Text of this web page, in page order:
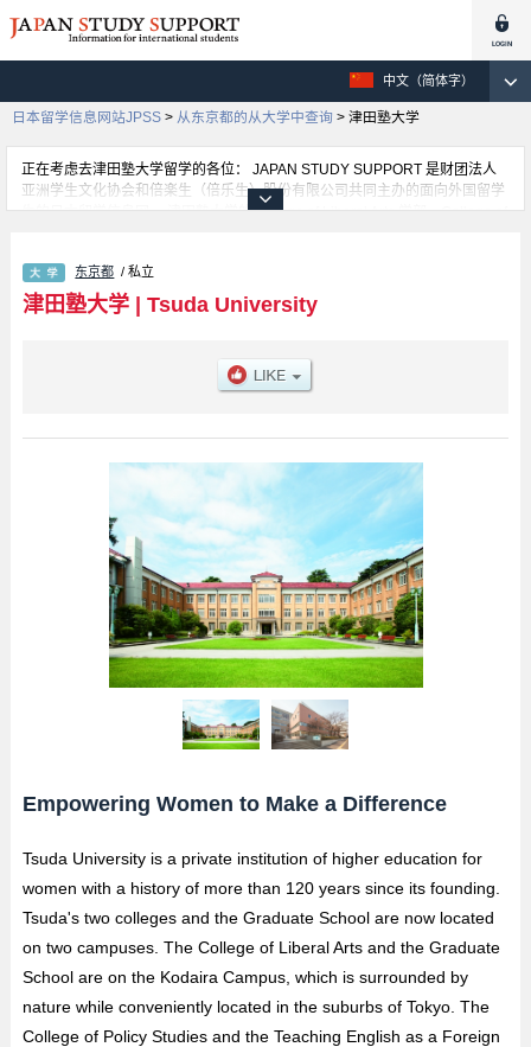
中文（简体字）
日本留学信息网站JPSS > 从东京都的从大学中查询 > 津田塾大学
正在考虑去津田塾大学留学的各位： JAPAN STUDY SUPPORT 是财团法人
亚洲学生文化协会和倍楽生（倍乐生）股份有限公司共同主办的面向外国留学
生的日本留学信息网。 津田塾大学的College of Liberal Arts 学部、College of
着约1300条大学、大学院、短大、专门学校正在招收留学生的信息。
东京都 / 私立
津田塾大学| Tsuda University
Empowering Women to Make a Difference
Tsuda University is a private institution of higher education for
women with a history of more than 120 years since its founding.
Tsuda's two colleges and the Graduate School are now located
on two campuses. The College of Liberal Arts and the Graduate
School are on the Kodaira Campus, which is surrounded by
nature while conveniently located in the suburbs of Tokyo. The
College of Policy Studies and the Teaching English as a Foreign